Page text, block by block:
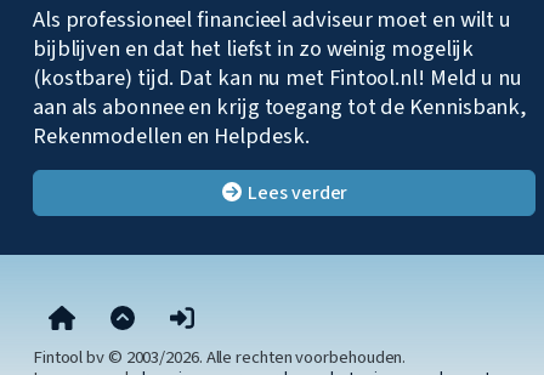
Als professioneel financieel adviseur moet en wilt u
bijblijven en dat het liefst in zo weinig mogelijk
(kostbare) tijd. Dat kan nu met Fintool.nl! Meld u nu
aan als abonnee en krijg toegang tot de Kennisbank,
Rekenmodellen en Helpdesk.
Lees verder
Fintool bv © 2003/2026. Alle rechten voorbehouden.